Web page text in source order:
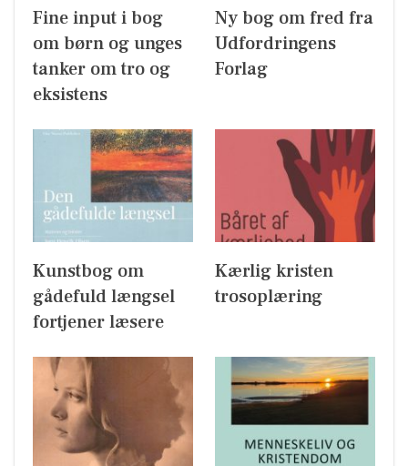
Fine input i bog
om børn og unges
tanker om tro og
eksistens
Ny bog om fred fra
Udfordringens
Forlag
Kunstbog om
gådefuld længsel
fortjener læsere
Kærlig kristen
trosoplæring